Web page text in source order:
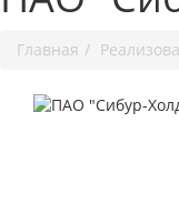
Главная